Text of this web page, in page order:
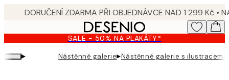
content.
SALE - 50% NA PLAKÁTY*
▸ Nástěnné galerie▸Nástěnné galerie s ilustracemi